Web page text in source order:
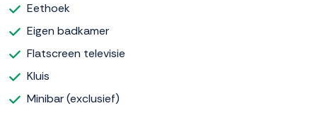
Eethoek
Eigen badkamer
Flatscreen televisie
Kluis
Minibar (exclusief)